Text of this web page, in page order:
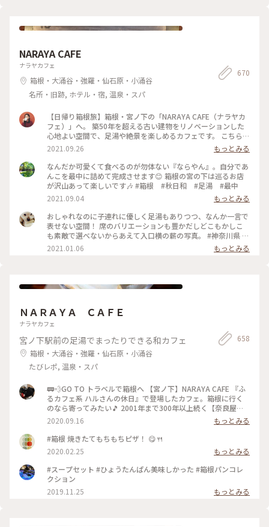
NARAYA CAFE
ナラヤカフェ
箱根・大涌谷・強羅・仙石原・小涌谷
名所・旧跡, ホテル・宿, 温泉・スパ
670
【日帰り箱根旅】箱根・宮ノ下の「NARAYA CAFE（ナラヤカ
フェ）」へ。 築50年を超える古い建物をリノベーションした
心地よい空間で、足湯や絶景を楽しめるカフェです。 こちら、
築50年を超える古い建物を改装して作ったお店だそう。建物の
外観や床の風合いなど、全体的にどことなくレトロな雰囲気が
漂っていて、落ち着きます。 投稿したのは店内席の写真。どの
窓からも箱根の山が一望できて最高……！ 癒やされました🌳
🌲 #私のことりっぷ #箱根カフェ #ナラヤカフェ
2021.09.26
もっとみる
なんだか可愛くて食べるのが勿体ない『ならやん』。自分であ
んこを最中に詰めて完成させます😊 箱根の宮の下は巡るお店
が沢山あって楽しいです🎶 #箱根 #秋日和 #足湯 #最中
2021.09.04
もっとみる
おしゃれなのに子連れに優しく足湯もありつつ、なんか一言で
表せない空間！ 席のバリエーションも豊かだしどこもかしこ
も素敵で選べないからあえて入口横の薪の写真。 #神奈川県 #
箱根 #NARAYA CAFE #ならやカフェ #足湯 #おしゃれ空間
2021.01.06 もっとみる
ＮＡＲＡＹＡ ＣＡＦＥ
ナラヤカフェ
宮ノ下駅前の足湯でまったりできる和カフェ
箱根・大涌谷・強羅・仙石原・小涌谷
たびレポ, 温泉・スパ
658
🚃💨GO TO トラベルで箱根へ 【宮ノ下】NARAYA CAFE 『ふ
るカフェ系 ハルさんの休日』で登場したカフェ。箱根に行く
のなら寄ってみたい🎵 2001年まで300年以上続く【奈良屋旅
館】だったそうです。 明治時代には、外人さんの宿が【富士屋
ホテル】日本人の宿は【奈良屋旅館】って言われていたとか。
旅館の従業員寮だった建物を改装して2007年にオープン‼️
【１枚目の写真】 瓢箪型の最中。自分で餡をつめて食べるん
です。だからパリパリ(^^)d 何で瓢箪があちこちにあるんだ⁉️
宮ノ下は豊臣秀吉が小田原 北条氏攻めの時に入った温泉♨️が
あるんです。 秀吉の馬印が瓢箪だったので、お店のロゴマーク
にしたそうです。 なーるほど😃💡 【２枚目の写真】 ちょっと
お見苦しいのですが、私の足ね😉 足湯の席が空いていたんで
2020.09.16
もっとみる
#箱根 焼きたてもちもちピザ！ 😋🍴
2020.02.25
もっとみる
#スープセット #ひょうたんぱん美味しかった #箱根パンコレ
クション
2019.11.25
もっとみる